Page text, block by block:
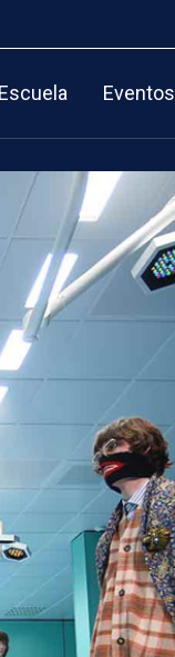
Eventos